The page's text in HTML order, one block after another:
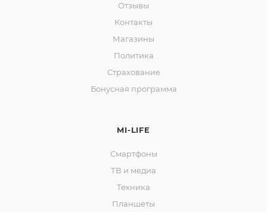
Отзывы
Контакты
Магазины
Политика
Страхование
Бонусная программа
MI-LIFE
Смартфоны
ТВ и медиа
Техника
Планшеты